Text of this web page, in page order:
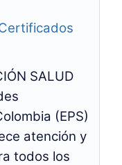
SALUD
(EPS)
atención y
todos los